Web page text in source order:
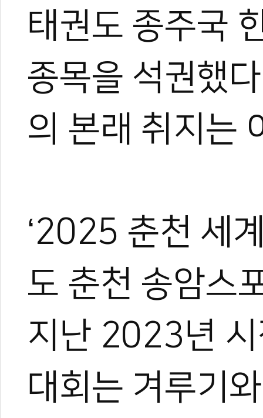
태권도 종주국
종목을 석권했
의 본래 취지는
‘2025 춘천 세
도 춘천 송암스
지난 2023년
대회는 겨루기